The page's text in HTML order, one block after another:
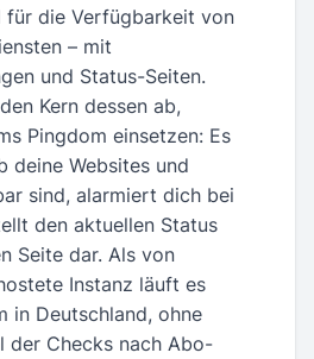
für die Verfügbarkeit von
– mit
und Status-Seiten.
Kern dessen ab,
Pingdom einsetzen: Es
deine Websites und
sind, alarmiert dich bei
den aktuellen Status
Seite dar. Als von
Instanz läuft es
in Deutschland, ohne
der Checks nach Abo-